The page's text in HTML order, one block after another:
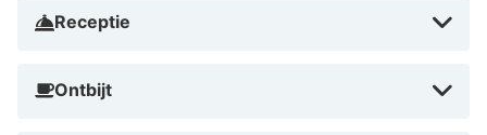
Receptie
Ontbijt